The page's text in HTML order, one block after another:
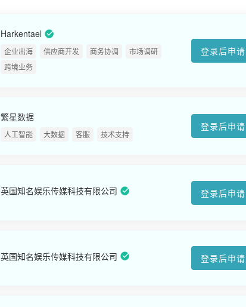
Harkentael
企业出海 供应商开发 商务协调
市场调研
跨境业务
登录后申请
繁星数据
人工智能 大数据 客服 技术支持
登录后申请
英国知名娱乐传媒科技有限公司 登录后申请
英国知名娱乐传媒科技有限公司 登录后申请